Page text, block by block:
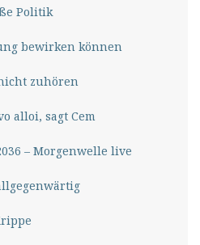
Politik
bewirken können
zuhören
alloi, sagt Cem
– Morgenwelle live